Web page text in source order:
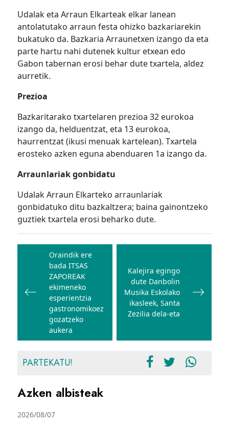
Udalak eta Arraun Elkarteak elkar lanean
antolatutako arraun festa ohizko bazkariarekin
bukatuko da. Bazkaria Arraunetxen izango da eta
parte hartu nahi dutenek kultur etxean edo
Gabon tabernan erosi behar dute txartela, aldez
aurretik.
Prezioa
Bazkaritarako txartelaren prezioa 32 eurokoa
izango da, helduentzat, eta 13 eurokoa,
haurrentzat (ikusi menuak kartelean). Txartela
erosteko azken eguna abenduaren 1a izango da.
Arraunlariak gonbidatu
Udalak Arraun Elkarteko arraunlariak
gonbidatuko ditu bazkaltzera; baina gainontzeko
guztiek txartela erosi beharko dute.
Bidalketetan
zehar
nabigatu
Oraindik ere
bada ITSAS
ZAPOREAK
ekimeneko
esperientzia
gastronomikoez
gozatzeko
aukera
Kalejira egingo
dute Danbolin
Musika Eskolako
ikasleek, Santa
Zezilia dela-eta
PARTEKATU!
Azken albisteak
2026/08/07